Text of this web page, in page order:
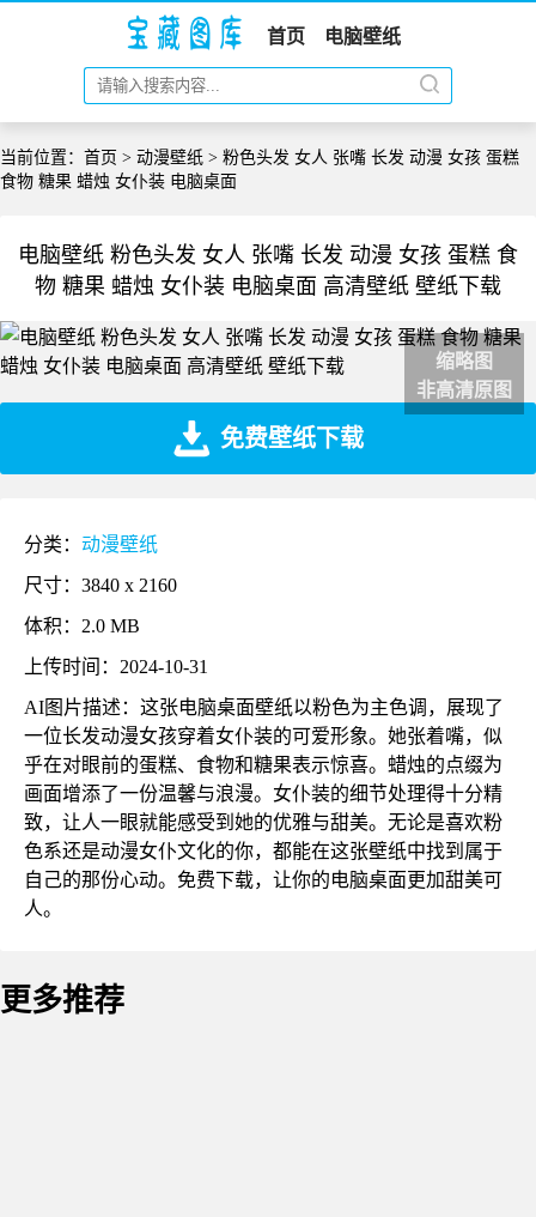
首页 电脑壁纸
当前位置： 首页 > 动漫壁纸 > 粉色头发 女人 张嘴 长发 动漫 女孩 蛋糕
食物 糖果 蜡烛 女仆装 电脑桌面
电脑壁纸 粉色头发 女人 张嘴 长发 动漫 女孩 蛋糕 食
物 糖果 蜡烛 女仆装 电脑桌面 高清壁纸 壁纸下载
缩略图
非高清原图
免费壁纸下载
分类： 动漫壁纸
尺寸：3840 x 2160
体积：2.0 MB
上传时间：2024-10-31
AI图片描述：这张电脑桌面壁纸以粉色为主色调，展现了
一位长发动漫女孩穿着女仆装的可爱形象。她张着嘴，似
乎在对眼前的蛋糕、食物和糖果表示惊喜。蜡烛的点缀为
画面增添了一份温馨与浪漫。女仆装的细节处理得十分精
致，让人一眼就能感受到她的优雅与甜美。无论是喜欢粉
色系还是动漫女仆文化的你，都能在这张壁纸中找到属于
自己的那份心动。免费下载，让你的电脑桌面更加甜美可
人。
更多推荐